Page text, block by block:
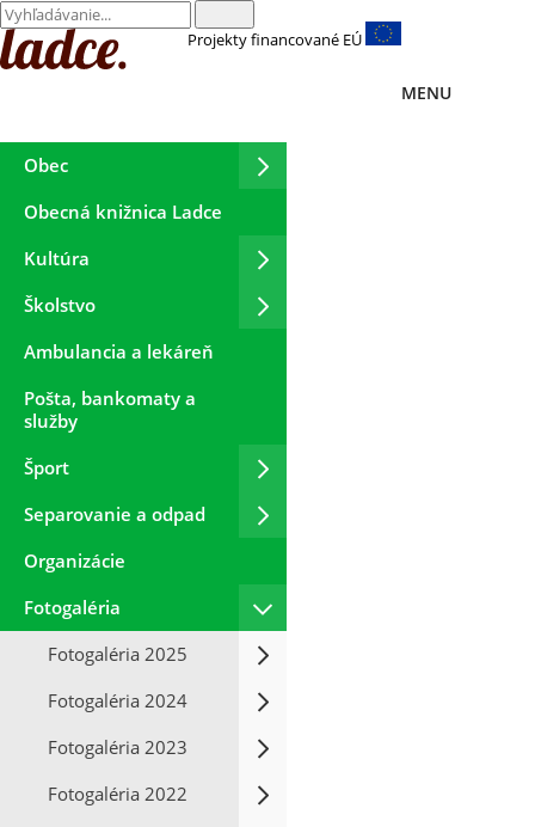
Projekty financované EÚ
MENU
Obec
Obecná knižnica Ladce
Kultúra
Školstvo
Ambulancia a lekáreň
Pošta, bankomaty a
služby
Šport
Separovanie a odpad
Organizácie
Fotogaléria
Fotogaléria 2025
Fotogaléria 2024
Fotogaléria 2023
Fotogaléria 2022